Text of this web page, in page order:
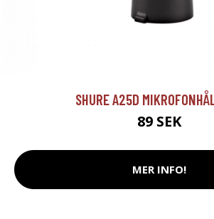
SHURE A25D
89 SEK
MER INFO!